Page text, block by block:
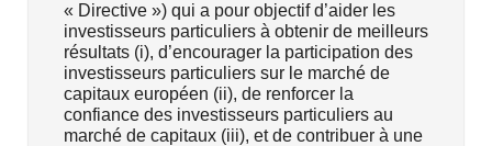
« Directive ») qui a pour objectif d’aider les
investisseurs particuliers à obtenir de meilleurs
résultats (i), d’encourager la participation des
investisseurs particuliers sur le marché de
capitaux européen (ii), de renforcer la
confiance des investisseurs particuliers au
marché de capitaux (iii), et de contribuer à une